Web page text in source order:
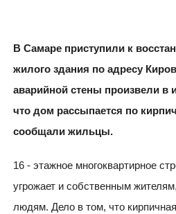
В Самаре приступили к
жилого здания по адресу
аварийной стены произвели в
что дом рассыпается по
сообщали жильцы.
16 - этажное многоквартирное
угрожает и собственным
людям. Дело в том, что